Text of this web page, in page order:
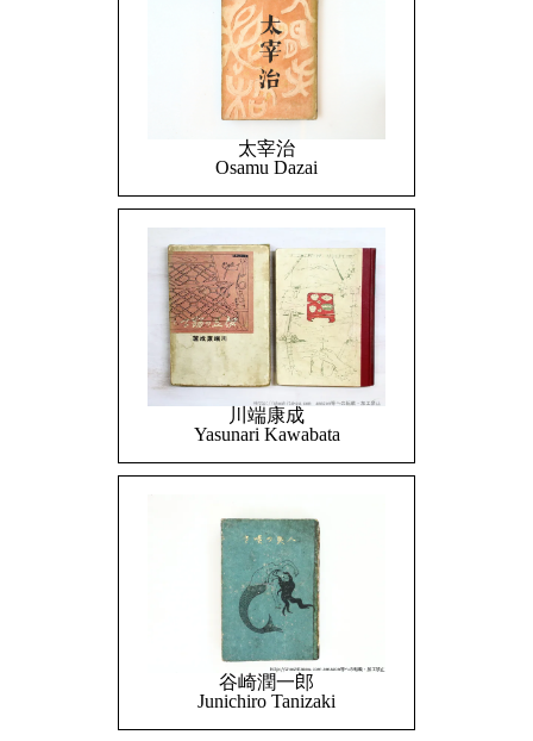
太宰治
Osamu Dazai
川端康成
Yasunari Kawabata
谷崎潤一郎
Junichiro Tanizaki